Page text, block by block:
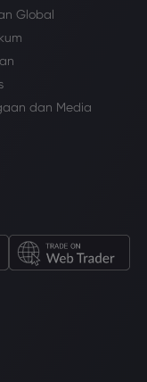
Global
dan Media